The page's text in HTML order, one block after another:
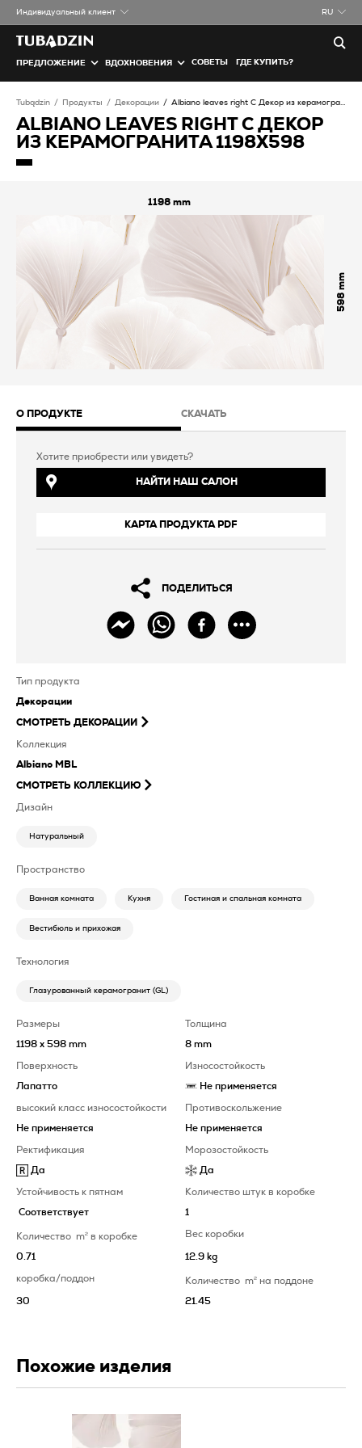
Индивидуальный клиент RU
ПРЕДЛОЖЕНИЕ ВДОХНОВЕНИЯ СОВЕТЫ ГДЕ КУПИТЬ?
Tubądzin Продукты Декорации Albiano leaves right C Декор из керамогранита
ALBIANO LEAVES RIGHT C ДЕКОР
ИЗ КЕРАМОГРАНИТА 1198X598
1198
598
О ПРОДУКТЕ СКАЧАТЬ
Хотите приобрести или увидеть?
НАЙТИ НАШ САЛОН
КАРТА ПРОДУКТА PDF
ПОДЕЛИТЬСЯ
Тип продукта
Декорации
СМОТРЕТЬ ДЕКОРАЦИИ
Коллекция
Albiano MBL
СМОТРЕТЬ КОЛЛЕКЦИЮ
Дизайн
Натуральный
Пространство
Ванная комната Кухня Гостиная и спальная комната
Вестибюль и прихожая
Технология
Глазурованный керамогранит (GL)
Размеры
1198 x 598 mm
Толщина
8 mm
Поверхность
Лапатто
Износостойкость
Не применяется
высокий класс износостойкости
Не применяется
Противоскольжение
Не применяется
Ректификация
Да
Морозостойкость
Да
Устойчивость к пятнам
Соответствует
Количество штук в коробке
1
Количество m2 в коробке
0.71
Вес коробки
12.9 kg
коробка/поддон
30
Количествоm2 на поддоне
21.45
Похожие изделия